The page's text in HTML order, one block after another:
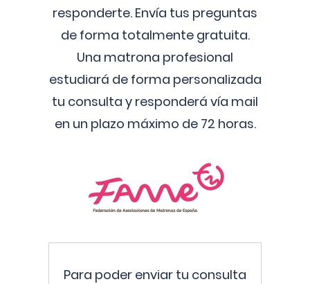
responderte. Envía tus preguntas
de forma totalmente gratuita.
Una matrona profesional
estudiará de forma personalizada
tu consulta y responderá vía mail
en un plazo máximo de 72 horas.
Para poder enviar tu consulta